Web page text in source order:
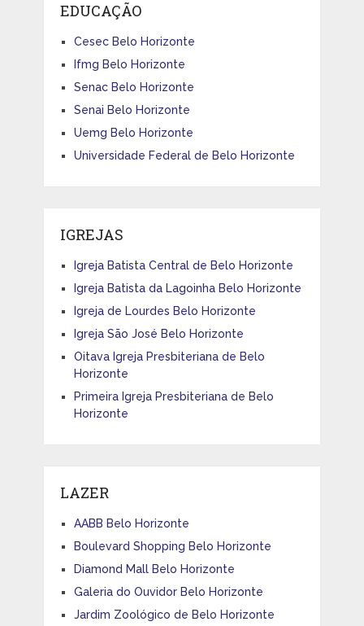
EDUCAÇÃO
Cesec Belo Horizonte
Ifmg Belo Horizonte
Senac Belo Horizonte
Senai Belo Horizonte
Uemg Belo Horizonte
Universidade Federal de Belo Horizonte
IGREJAS
Igreja Batista Central de Belo Horizonte
Igreja Batista da Lagoinha Belo Horizonte
Igreja de Lourdes Belo Horizonte
Igreja São José Belo Horizonte
Oitava Igreja Presbiteriana de Belo
Horizonte
Primeira Igreja Presbiteriana de Belo
Horizonte
LAZER
AABB Belo Horizonte
Boulevard Shopping Belo Horizonte
Diamond Mall Belo Horizonte
Galeria do Ouvidor Belo Horizonte
Jardim Zoológico de Belo Horizonte